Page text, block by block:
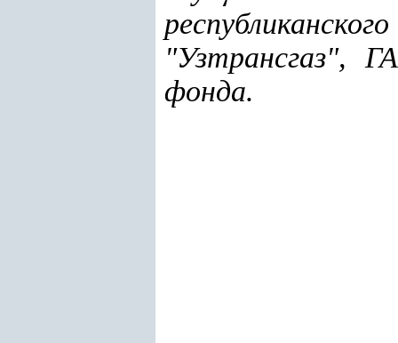
"Узтрансгаз",
фонда.